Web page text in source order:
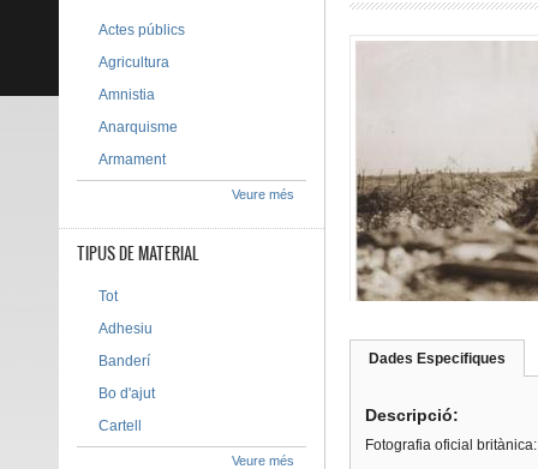
Dades Especifiques
Descripció:
Fotografia oficial
Actes públics
Agricultura
Amnistia
Anarquisme
Armament
Veure més
TIPUS DE MATERIAL
Tot
Adhesiu
Banderí
Bo d'ajut
Cartell
Veure més